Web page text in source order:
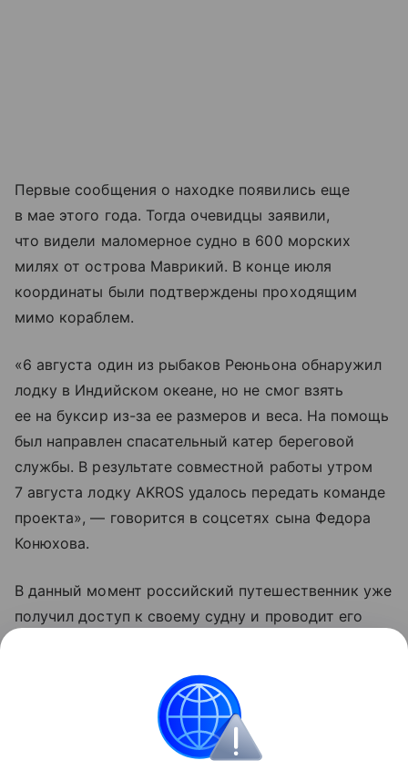
Первые сообщения о находке появились еще
в мае этого года. Тогда очевидцы заявили,
что видели маломерное судно в 600 морских
милях от острова Маврикий. В конце июля
координаты были подтверждены проходящим
мимо кораблем.
«6 августа один из рыбаков Реюньона обнаружил
лодку в Индийском океане, но не смог взять
ее на буксир из-за ее размеров и веса. На помощь
был направлен спасательный катер береговой
службы. В результате совместной работы утром
7 августа лодку AKROS удалось передать команде
проекта», — говорится в соцсетях сына Федора
Конюхова.
В данный момент российский путешественник уже
получил доступ к своему судну и проводит его
Знаменитости Туризм